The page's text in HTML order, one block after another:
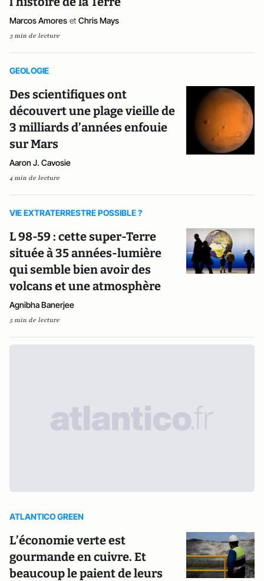
Marcos Amores et Chris Mays
3 min de lecture
GEOLOGIE
Des scientifiques ont
découvert une plage vieille de
3 milliards d’années enfouie
sur Mars
Aaron J. Cavosie
4 min de lecture
VIE EXTRATERRESTRE POSSIBLE ?
L 98-59 : cette super-Terre
située à 35 années-lumière
qui semble bien avoir des
volcans et une atmosphère
Agnibha Banerjee
5 min de lecture
ATLANTICO GREEN
L’économie verte est
gourmande en cuivre. Et
beaucoup le paient de leurs